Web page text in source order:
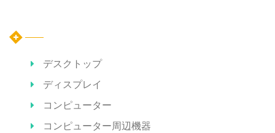
デスクトップ
ディスプレイ
コンピューター
コンピューター周辺機器